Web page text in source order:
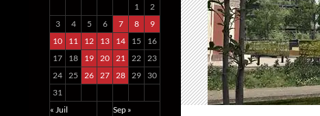
1
2
3
4 5 6 7 8
9
10
11 12 13 14 15
16
17
18 19 20 21 22 23
24 25 26 27 28 29
30
31
« Juil
Sep »